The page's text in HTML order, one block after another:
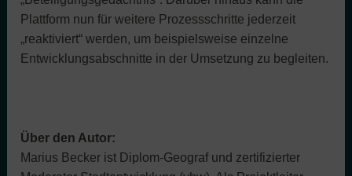
Plattform nun für weitere Prozessschritte jederzeit
„reaktiviert“ werden, um beispielsweise einzelne
Entwicklungsabschnitte in der Umsetzung zu begleiten.
Über den Autor:
Marius Becker ist Diplom-Geograf und zertifizierter